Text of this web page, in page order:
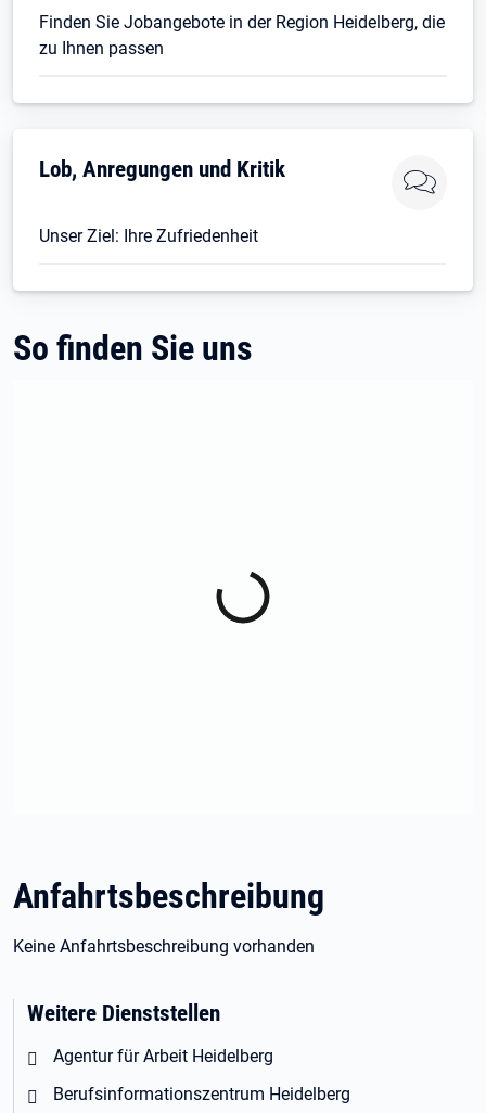
Finden Sie Jobangebote in der Region Heidelberg, die
zu Ihnen passen
Lob, Anregungen und Kritik
Unser Ziel: Ihre Zufriedenheit
So finden Sie uns
Anfahrtsbeschreibung
Keine Anfahrtsbeschreibung vorhanden
Weitere Dienststellen
Agentur für Arbeit Heidelberg
Berufsinformationszentrum Heidelberg